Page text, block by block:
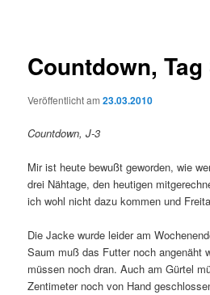
Countdown, Tag
Veröffentlicht am23.03.2010
Countdown, J-3
Mir ist heute bewußt geworden, wie
drei Nähtage, den heutigen
ich wohl nicht dazu kommen und
Die Jacke wurde leider am
Saum muß das Futter noch angenäht
müssen noch dran. Auch am Gürtel
Zentimeter noch von Hand